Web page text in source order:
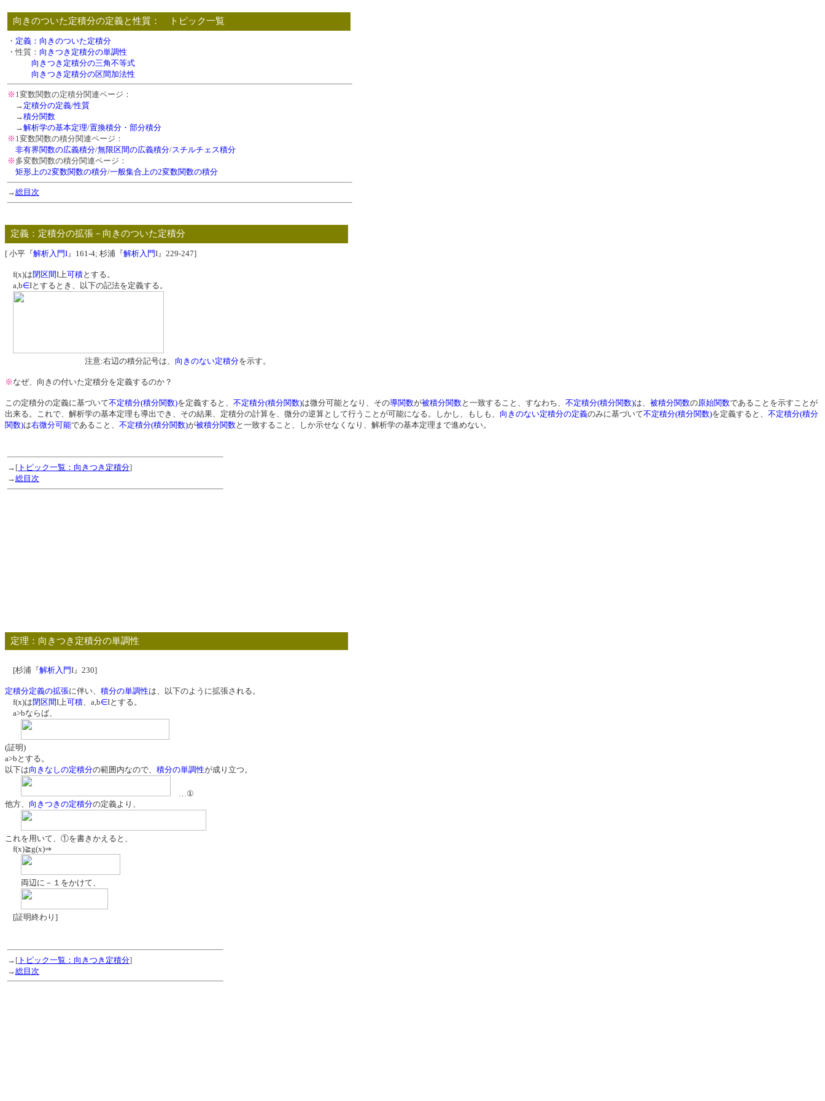
向きのついた定積分の定義と性質： トピック一覧
・ 定義：向きのついた定積分
・性質： 向きつき定積分の単調性
向きつき定積分の三角不等式
向きつき定積分の区間加法性
※ 1変数関数の定積分関連ページ：
→ 定積分の定義/性質
→積分関数
→解析学の基本定理/置換積分・部分積分
※ 1変数関数の積分関連ページ：
非有界関数の広義積分/無限区間の広義積分/スチルチェス積分
※ 多変数関数の積分関連ページ：
矩形上の2変数関数の積分/一般集合上の2変数関数の積分
→総目次
定義：定積分の拡張－向きのついた定積分
[ 小平『解析入門I 』161-4; 杉浦『解析入門I』229-247]
f(x)は閉区間I上可積とする。
a,b∈Iとするとき、以下の記法を定義する。
注意:右辺の積分記号は、 向きのない定積分を示す。
※ なぜ、向きの付いた定積分を定義するのか？
この定積分の定義に基づいて不定積分(積分関数)を定義すると、 不定積分(積分関数)は微分可能となり、その導関数が被積分関数と一致すること、すなわち、 不定積分(積分関数)は、 被積分関数の原始関数であることを示すことが
出来る。これで、解析学の基本定理も導出でき、その結果、定積分の計算を、微分の逆算として行うことが可能になる。しかし、もしも、 向きのない定積分の定義のみに基づいて不定積分(積分関数)を定義すると、 不定積分(積分
関数)は右微分可能であること、 不定積分(積分関数)が被積分関数と一致すること、しか示せなくなり、解析学の基本定理まで進めない。
→[ トピック一覧：向きつき定積分]
→総目次
定理：向きつき定積分の単調性
[杉浦『解析入門I』230]
定積分定義の拡張に伴い、 積分の単調性は、以下のように拡張される。
f(x)は閉区間I上可積、a,b∈Iとする。
a>bならば、
(証明)
a>bとする。
以下は向きなしの定積分の範囲内なので、 積分の単調性が成り立つ。
…①
他方、 向きつきの定積分の定義より、
これを用いて、①を書きかえると、
f(x)≧g(x)⇒
両辺に－１をかけて、
[証明終わり]
→[ トピック一覧：向きつき定積分]
→総目次